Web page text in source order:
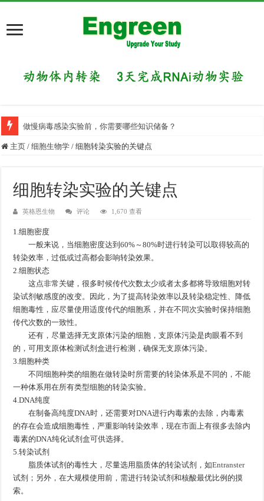
做慢病毒感染实验前，你需要哪些知识储备？
主页 / 细胞生物学 / 细胞转染实验的关键点
细胞转染实验的关键点
英格恩生物 评论 1,670 查看
1.细胞密度
一般来说，当细胞密度达到60%～80%时进行转染可以取得较高的
转染效率，过低或过高都会影响转染效果。
2.细胞状态
这点非常关键，很多时候传代次数太少或者太多都将导致细胞对转
染试剂敏感度的改变。因此，为了提高转染效率以及转染稳定性、降低
细胞毒性，应尽量使用适度传代的细胞系，并在不同次实验时保持细胞
传代次数的一致性。
还有，尽量选择无支原体污染的细胞，支原体污染是肉眼看不到
的，可用支原体检测试剂盒进行检测，确保无支原体污染。
3.细胞种类
不同细胞种类的细胞在做转染时所需要的转染体系是不同的，不能
一种体系用在所有类型细胞的转染实验。
4.DNA纯度
在制备高纯度DNA时，还需要对DNA进行内毒素的去除，内毒素
的存在会造成细胞毒性，严重影响转染效率，现在市面上有很多去除内
毒素的DNA纯化试剂盒可供选择。
5.转染试剂
脂质体试剂的毒性大，尽量选用脂质体的转染试剂，如Entranster
试剂；另外，在大规模使用前，需进行转染试剂和核酸最优比例的摸
索。